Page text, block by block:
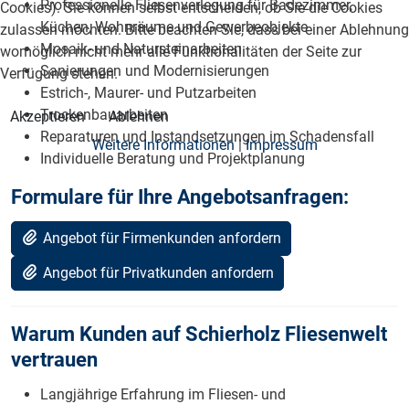
Professionelle Fliesenverlegung für Badezimmer,
Küchen, Wohnräume und Gewerbeobjekte
Mosaik- und Natursteinarbeiten
Sanierungen und Modernisierungen
Estrich-, Maurer- und Putzarbeiten
Trockenbauarbeiten
Reparaturen und Instandsetzungen im Schadensfall
Individuelle Beratung und Projektplanung
Formulare für Ihre Angebotsanfragen:
Angebot für Firmenkunden anfordern
Angebot für Privatkunden anfordern
Warum Kunden auf Schierholz Fliesenwelt
vertrauen
Langjährige Erfahrung im Fliesen- und
Cookies). Sie können selbst entscheiden, ob Sie die Cookies
zulassen möchten. Bitte beachten Sie, dass bei einer Ablehnung
womöglich nicht mehr alle Funktionalitäten der Seite zur
Verfügung stehen.
Akzeptieren
Ablehnen
Weitere Informationen|Impressum